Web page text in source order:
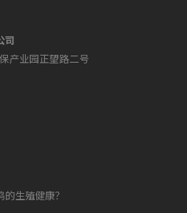
司
产业园正望路二号
生殖健康？